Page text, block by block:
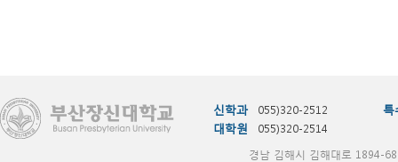
신학과 055)320-2512
특
대학원
055)320-2514
경남 김해시 김해대로 1894-